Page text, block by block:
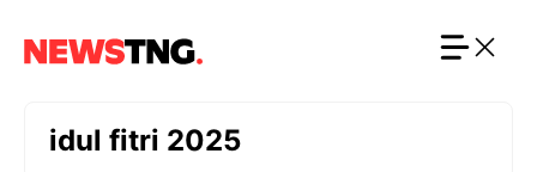
idul fitri 2025